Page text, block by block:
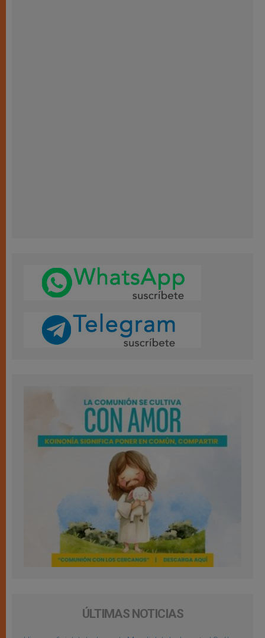
ÚLTIMAS NOTICIAS